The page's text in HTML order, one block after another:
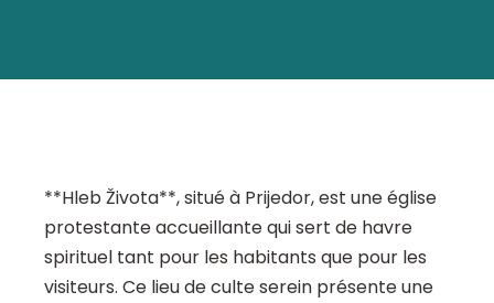
**Hleb Života**, situé à Prijedor, est une église
protestante accueillante qui sert de havre
spirituel tant pour les habitants que pour les
visiteurs. Ce lieu de culte serein présente une